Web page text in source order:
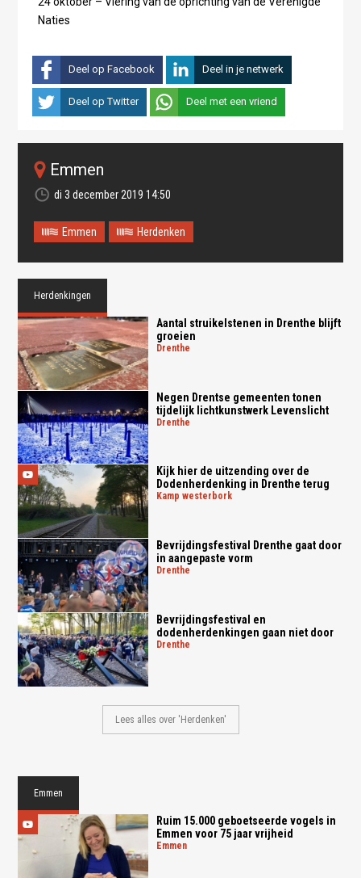
Naties
Deel op Facebook Deel in je netwerk
Deel op Twitter Deel met een vriend
Emmen
di 3 december 2019 14:50
Emmen Herdenken
Herdenkingen
Aantal struikelstenen in Drenthe blijft
groeien
drenthe
Negen Drentse gemeenten tonen
tijdelijk lichtkunstwerk Levenslicht
drenthe
Kijk hier de uitzending over de
Dodenherdenking in Drenthe terug
kamp westerbork
Bevrijdingsfestival Drenthe gaat door
in aangepaste vorm
drenthe
Bevrijdingsfestival en
dodenherdenkingen gaan niet door
drenthe
Lees alles over 'Herdenken'
Emmen
Ruim 15.000 geboetseerde vogels in
Emmen voor 75 jaar vrijheid
emmen